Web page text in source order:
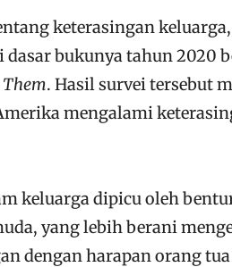
keterasingan
bukunya tahun 2020
. Hasil survei tersebut
mengalami
keluarga dipicu oleh
yang lebih berani
dengan harapan orang